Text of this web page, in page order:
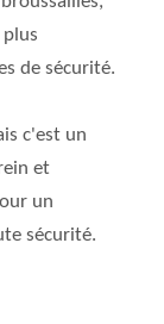
plus
de sécurité.
c'est un
et
un
sécurité.